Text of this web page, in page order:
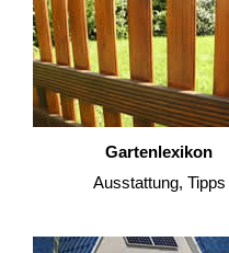
Gartenlexikon
Ausstattung, Tipps